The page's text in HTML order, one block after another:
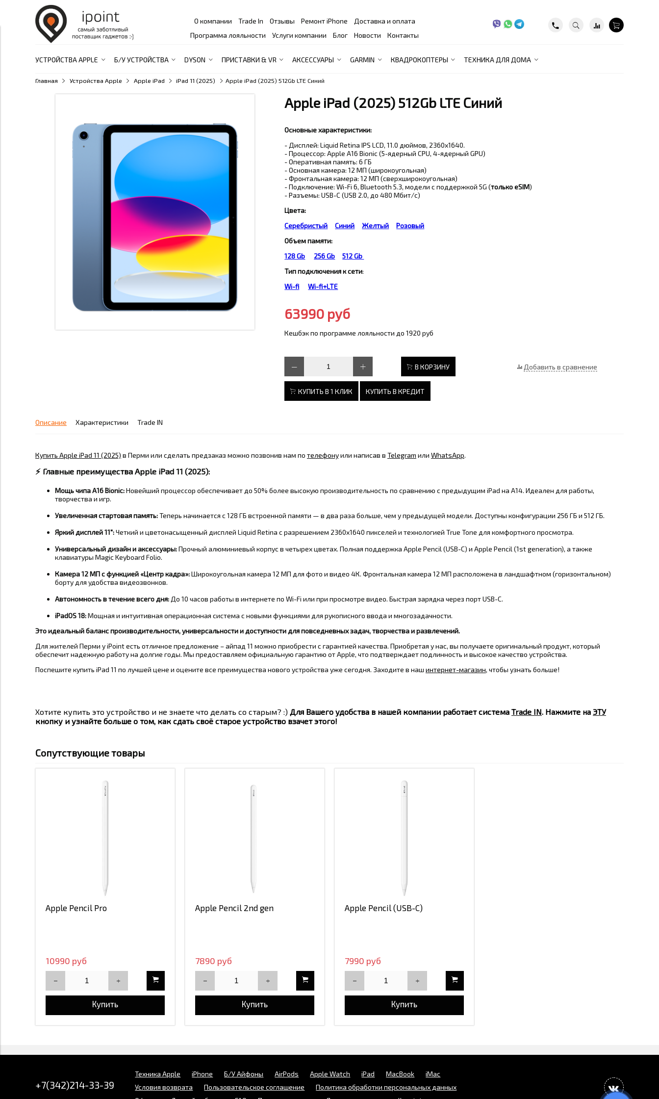
О компании Trade In Отзывы Ремонт iPhone
Доставка и оплата
Программа лояльности
Услуги компании Блог Новости Контакты
УСТРОЙСТВА APPLE Б/У УСТРОЙСТВА DYSON ПРИСТАВКИ & VR АКСЕССУАРЫ GARMIN КВАДРОКОПТЕРЫ ТЕХНИКА ДЛЯ ДОМА
Главная Устройства Apple Apple iPad iPad 11 (2025) Apple iPad (2025) 512Gb LTE Синий
Apple iPad (2025) 512Gb LTE Синий
Основные характеристики:
- Дисплей: Liquid Retina IPS LCD, 11.0 дюймов, 2360x1640.
- Процессор: Apple A16 Bionic (5-ядерный CPU, 4-ядерный GPU)
- Оперативная память: 6 ГБ
- Основная камера: 12 МП (широкоугольная)
- Фронтальная камера: 12 МП (сверхширокоугольная)
- Подключение: Wi-Fi 6, Bluetooth 5.3, модели с поддержкой 5G (только eSIM)
- Разъемы: USB-C (USB 2.0, до 480 Мбит/с)
Цвета:
Серебристый
Синий Желтый
Розовый
Объем памяти:
128 Gb
256 Gb
512 Gb
Тип подключения к сети:
Wi-fi
Wi-fi+LTE
63990 руб
Кешбэк по программе лояльности до 1920 руб
В КОРЗИНУ Добавить в сравнение
КУПИТЬ В 1 КЛИК КУПИТЬ В КРЕДИТ
Описание Характеристики Trade IN
Купить Apple iPad 11 (2025) в Перми или сделать предзаказ можно позвонив нам по телефонуили написав в Telegram или WhatsApp.
⚡️ Главные преимущества Apple iPad 11 (2025):
Мощь чипа A16 Bionic:Новейший процессор обеспечивает до 50% более высокую производительность по сравнению с предыдущим iPad на A14. Идеален для работы,
творчества и игр.
Увеличенная стартовая память:Теперь начинается с128 ГБ встроенной памяти — в два раза больше, чем у предыдущей модели. Доступны конфигурации 256 ГБ и 512 ГБ.
Яркий дисплей 11":Четкий и цветонасыщенный дисплей Liquid Retina с разрешением 2360x1640 пикселей и технологией True Tone для комфортного просмотра.
Универсальный дизайн и аксессуары:Прочный алюминиевый корпус в четырех цветах. Полная поддержка Apple Pencil (USB-C) и Apple Pencil (1st generation), а также
клавиатуры Magic Keyboard Folio.
Камера 12 МП с функцией «Центр кадра»:Широкоугольная камера 12 МП для фото и видео 4К. Фронтальная камера 12 МП расположена в ландшафтном (горизонтальном)
борту для удобства видеозвонков.
Автономность в течение всего дня: До 10 часов работы в интернете по Wi-Fi или при просмотре видео. Быстрая зарядка через порт USB-C.
iPadOS 18:Мощная и интуитивная операционная система с новыми функциями для рукописного ввода и многозадачности.
Это идеальный баланс производительности, универсальности и доступности для повседневных задач, творчества и развлечений.
Для жителей Перми у iPoint есть отличное предложение – айпад 11 можно приобрести с гарантией качества. Приобретая у нас, вы получаете оригинальный продукт, который
обеспечит надежную работу на долгие годы. Мы предоставляем официальную гарантию от Apple, что подтверждает подлинность и высокое качество устройства.
Поспешите купить iPad 11 по лучшей цене и оцените все преимущества нового устройства уже сегодня. Заходите в наш интернет-магазин, чтобы узнать больше!
Хотите купить это устройство и не знаете что делать со старым? :) Для Вашего удобства в нашей компании работает система Trade IN. Нажмите на ЭТУ
кнопку и узнайте больше о том, как сдать своё старое устройство взачет этого!
Сопутствующие товары
Apple Pencil Pro
10990 руб
Купить
Apple Pencil 2nd gen
7890 руб
Купить
Apple Pencil (USB-C)
7990 руб
Купить
+7(342)214-33-39
Техника Apple iPhone Б/У Айфоны AirPods Apple Watch iPad MacBook
iMac
Условия возврата
Пользовательское соглашение
Политика обработки персональных данных